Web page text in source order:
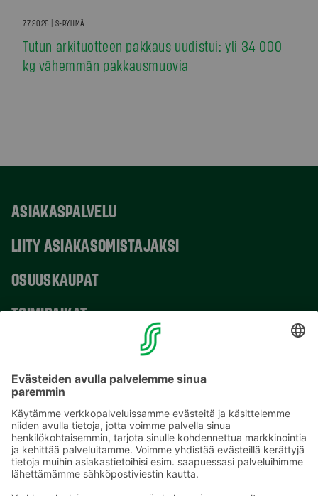
7.7.2026 | S-RYHMÄ
Tutun arkituotteen pakkaus uudistui: yli 34 000
kg vähemmän pakkausmuovia
ASIAKASPALVELU
LIITY ASIAKASOMISTAJAKSI
OSUUSKAUPAT
TOIMIPAIKAT
Sähköpostiosoitteet S-ryhmässä ovat muotoa
etunimi.sukunimi@sok.fi